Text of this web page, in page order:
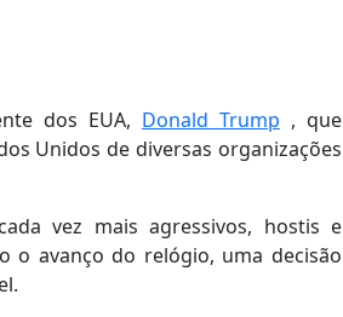
dos EUA, Donald Trump , que
Unidos de diversas organizações
vez mais agressivos, hostis e
o avanço do relógio, uma decisão